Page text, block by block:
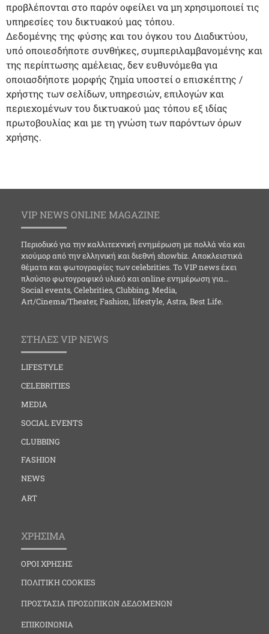
προβλέπονται στο παρόν οφείλει να μη χρησιμοποιεί τις
υπηρεσίες του δικτυακού μας τόπου.
Δεδομένης της φύσης και του όγκου του Διαδικτύου,
υπό οποιεσδήποτε συνθήκες, συμπεριλαμβανομένης και
της περίπτωσης αμέλειας, δεν ευθυνόμεθα για
οποιασδήποτε μορφής ζημία υποστεί ο επισκέπτης /
χρήστης των σελίδων, υπηρεσιών, επιλογών και
περιεχομένων του δικτυακού μας τόπου εξ ιδίας
πρωτοβουλίας και με τη γνώση των παρόντων όρων
χρήσης.
VIP NEWS ONLINE MAGAZINE
Περιοδικό για την καλλιτεχνική ενημέρωση με πολλά νέα και
χιούμορ από την ελληνική και διεθνή showbiz. Αποκλειστικά
θέματα και φωτογραφίες των celebrities. Το VIP news έχει
πλούσιο φωτογραφικό υλικό και online ενημέρωση για…
Social events, Celebrities, Clubbing, Media,
Art/Cinema/Theater, Fashion, lifestyle, Astra, Best Life.
ΣΤΗΛΕΣ VIP NEWS
LIFESTYLE
CELEBRITIES
MEDIA
SOCIAL EVENTS
CLUBBING
FASHION
NEWS
ART
ΧΡΗΣΙΜΑ
ΟΡΟΙ ΧΡΗΣΗΣ
ΠΟΛΙΤΙΚΗ COOKIES
ΠΡΟΣΤΑΣΙΑ ΠΡΟΣΩΠΙΚΩΝ ΔΕΔΟΜΕΝΩΝ
ΕΠΙΚΟΙΝΩΝΙΑ